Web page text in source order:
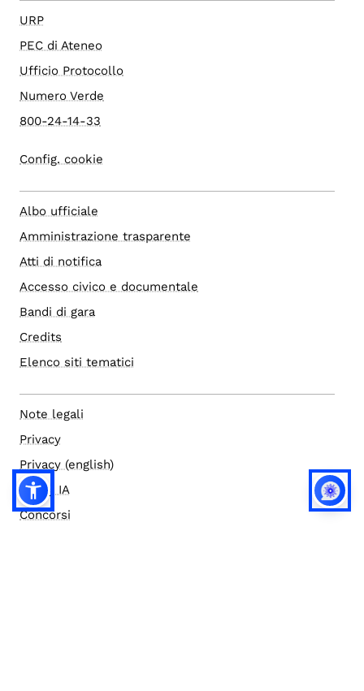
URP
PEC di Ateneo
Ufficio Protocollo
Numero Verde
800-24-14-33
Config. cookie
Albo ufficiale
Amministrazione trasparente
Atti di notifica
Accesso civico e documentale
Bandi di gara
Credits
Elenco siti tematici
Note legali
Privacy
Privacy (english)
Policy IA
Concorsi